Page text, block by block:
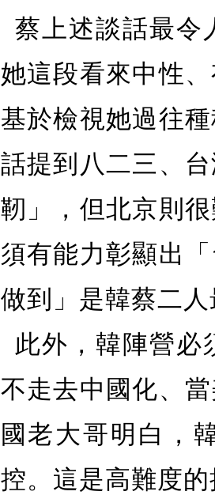
蔡上述談話最令
她這段看來中性
基於檢視她過往
話提到八二三、
靭」，但北京則
須有能力彰顯出
做到」是韓蔡二
此外，韓陣營必
不走去中國化、
國老大哥明白，
控。這是高難度